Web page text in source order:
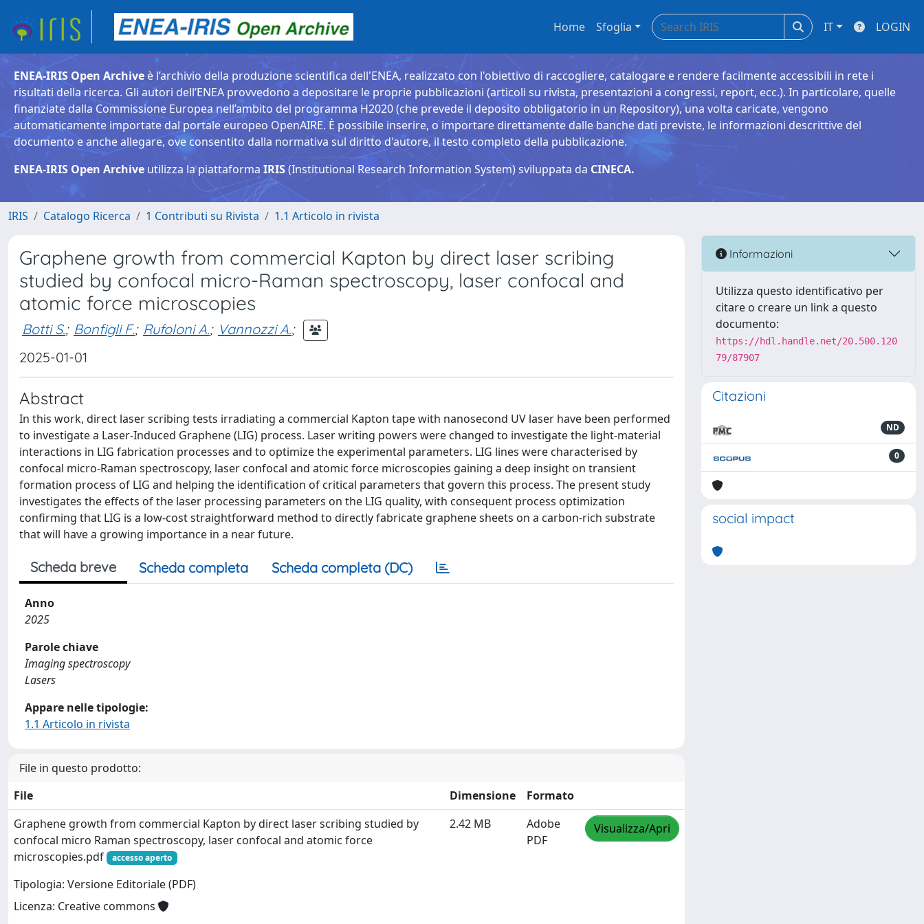
Home Sfoglia IT LOGIN
ENEA-IRIS Open Archive è l’archivio della produzione scientifica dell'ENEA, realizzato con l'obiettivo di raccogliere, catalogare e rendere facilmente accessibili in rete i
risultati della ricerca. Gli autori dell’ENEA provvedono a depositare le proprie pubblicazioni (articoli su rivista, presentazioni a congressi, report, ecc.). In particolare, quelle
finanziate dalla Commissione Europea nell’ambito del programma H2020 (che prevede il deposito obbligatorio in un Repository), una volta caricate, vengono
automaticamente importate dal portale europeo OpenAIRE. È possibile inserire, o importare direttamente dalle banche dati previste, le informazioni descrittive del
documento e anche allegare, ove consentito dalla normativa sul diritto d'autore, il testo completo della pubblicazione.
ENEA-IRIS Open Archive utilizza la piattaforma IRIS(Institutional Research Information System) sviluppata da CINECA.
IRIS Catalogo Ricerca 1 Contributi su Rivista 1.1 Articolo in rivista
Graphene growth from commercial Kapton by direct laser scribing
studied by confocal micro-Raman spectroscopy, laser confocal and
atomic force microscopies
Botti S.; Bonfigli F.; Rufoloni A.; Vannozzi A.;
2025-01-01
Abstract
In this work, direct laser scribing tests irradiating a commercial Kapton tape with nanosecond UV laser have been performed
to investigate a Laser-Induced Graphene (LIG) process. Laser writing powers were changed to investigate the light-material
interactions in LIG fabrication processes and to optimize the experimental parameters. LIG lines were characterised by
confocal micro-Raman spectroscopy, laser confocal and atomic force microscopies gaining a deep insight on transient
formation process of LIG and helping the identification of critical parameters that govern this process. The present study
investigates the effects of the laser processing parameters on the LIG quality, with consequent process optimization
confirming that LIG is a low-cost straightforward method to directly fabricate graphene sheets on a carbon-rich substrate
that will have a growing importance in a near future.
Scheda breve Scheda completa Scheda completa (DC)
Anno
2025
Parole chiave
Imaging spectroscopy
Lasers
Appare nelle tipologie:
1.1 Articolo in rivista
File in questo prodotto:
File
Dimensione
Formato
Graphene growth from commercial Kapton by direct laser scribing studied by
confocal micro Raman spectroscopy, laser confocal and atomic force
microscopies.pdf
accesso aperto
Tipologia: Versione Editoriale (PDF)
Licenza: Creative commons
2.42 MB
Adobe
PDF
Visualizza/Apri
Informazioni
Utilizza questo identificativo per
citare o creare un link a questo
documento:
https://hdl.handle.net/20.500.120
79/87907
Citazioni
ND
0
social impact